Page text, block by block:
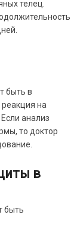
телец.
быть в
реакция на
анализ
то доктор
в
быть